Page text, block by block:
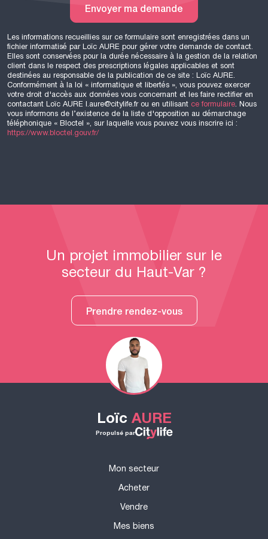
Envoyer ma demande
Les informations recueillies sur ce formulaire sont enregistrées dans un
fichier informatisé par Loïc AURE pour gérer votre demande de contact.
Elles sont conservées pour la durée nécessaire à la gestion de la relation
client dans le respect des prescriptions légales applicables et sont
destinées au responsable de la publication de ce site : Loïc AURE.
Conformément à la loi « informatique et libertés », vous pouvez exercer
votre droit d'accès aux données vous concernant et les faire rectifier en
contactant Loïc AURE l.aure@citylife.fr ou en utilisant ce formulaire. Nous
vous informons de l’existence de la liste d'opposition au démarchage
téléphonique « Bloctel », sur laquelle vous pouvez vous inscrire ici :
https://www.bloctel.gouv.fr/
Un projet immobilier sur le
secteur du Haut-Var ?
Prendre rendez-vous
Loïc AURE
Propulsé par
Mon secteur
Acheter
Vendre
Mes biens